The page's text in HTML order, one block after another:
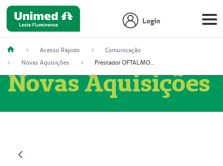
Login
Acesso Rápido
Comunicação
Novas Aquisições
Prestador OFTALMOCLÍNICA SÃO GONÇALO (55004164-2)
Novas Aquisições